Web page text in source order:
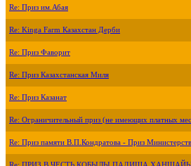
Re: Приз им.Абая
Re: Kinga Farm Казахстан Дерби
Re: Приз Фаворит
Re: Приз Казахстанская Миля
Re: Приз Казанат
Re: Ограничительный приз (не имеющих платных
Re: Приз памяти В.П.Кондратова - Приз